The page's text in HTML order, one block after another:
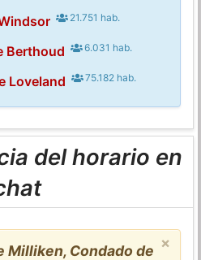
21.751 hab.
Berthoud 6.031 hab.
Loveland 75.182 hab.
del horario en
×
Milliken, Condado de